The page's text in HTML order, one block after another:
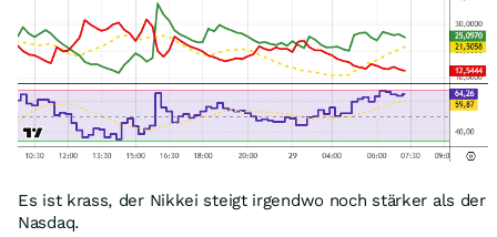
Es ist krass, der Nikkei steigt irgendwo noch stärker als der
Nasdaq.